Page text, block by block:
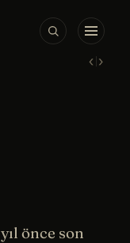
‹›
önce son